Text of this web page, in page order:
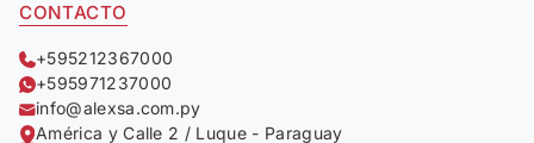
CONTACTO
+595212367000
+595971237000
info@alexsa.com.py
América y Calle 2 / Luque - Paraguay